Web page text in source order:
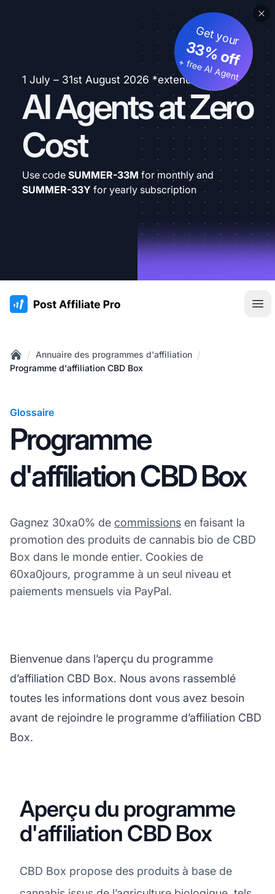
1 July – 31st August 2026 *extended
AI Agents at Zero
Cost
Get your
33% off
+ free AI Agent
Use code SUMMER-33M for monthly and
SUMMER-33Y for yearly subscription
:site.title
Home
/ Annuaire des programmes d'affiliation /
Programme d'affiliation CBD Box
Glossaire
Programme
d'affiliation CBD Box
Gagnez 30xa0% de commissions en faisant la
promotion des produits de cannabis bio de CBD
Box dans le monde entier. Cookies de
60xa0jours, programme à un seul niveau et
paiements mensuels via PayPal.
Bienvenue dans l’aperçu du programme
d’affiliation CBD Box. Nous avons rassemblé
toutes les informations dont vous avez besoin
avant de rejoindre le programme d’affiliation CBD
Box.
Aperçu du programme
d'affiliation CBD Box
CBD Box propose des produits à base de